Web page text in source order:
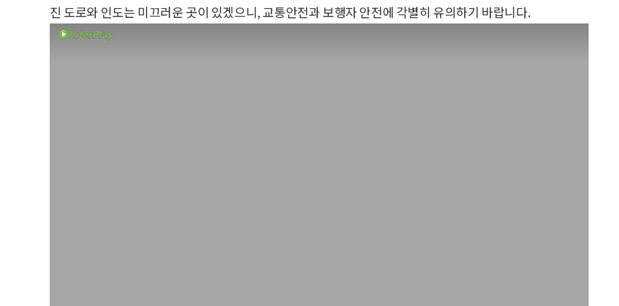
진 도로와 인도는 미끄러운 곳이 있겠으니, 교통안전과 보행자 안전에 각별히 유의하기 바랍니다.